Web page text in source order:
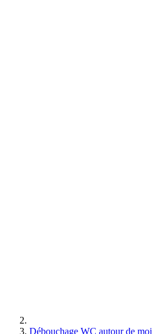
Débouchage WC autour de moi